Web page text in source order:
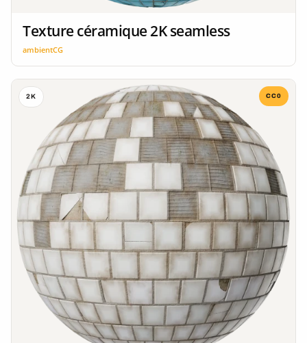
Texture céramique 2K seamless
ambientCG
2K CC0